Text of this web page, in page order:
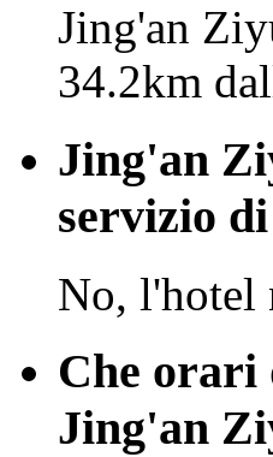
Jing'an
34.2km
Jing'an
servizio
No, l'hotel
Che orari
Jing'an